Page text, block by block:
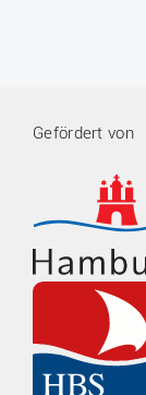
Gefördert von